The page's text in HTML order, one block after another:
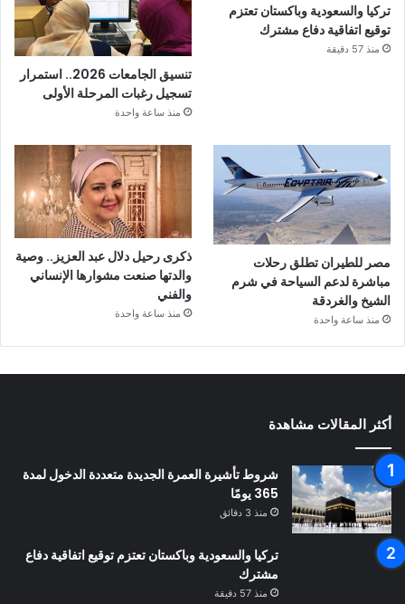
تركيا والسعودية وباكستان تعتزم
توقيع اتفاقية دفاع مشترك
منذ 57 دقيقة
تنسيق الجامعات 2026.. استمرار
تسجيل رغبات المرحلة الأولى
منذ ساعة واحدة
مصر للطيران تطلق رحلات
مباشرة لدعم السياحة في شرم
الشيخ والغردقة
منذ ساعة واحدة
ذكرى رحيل دلال عبد العزيز.. وصية
والدتها صنعت مشوارها الإنساني
والفني
منذ ساعة واحدة
أكثر المقالات مشاهدة
شروط تأشيرة العمرة الجديدة متعددة الدخول لمدة
365 يومًا
منذ 3 دقائق
تركيا والسعودية وباكستان تعتزم توقيع اتفاقية دفاع
مشترك
منذ 57 دقيقة